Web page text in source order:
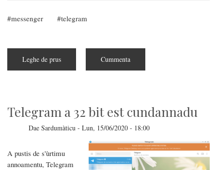
messenger telegram
Leghe de prus
arribbadas
Cummenta
Telegram a 32 bit est cundannadu
Dae Sardumàticu - Lun, 15/06/2020 - 18:00
A pustis de s'ùrtimu
annoamentu, Telegram